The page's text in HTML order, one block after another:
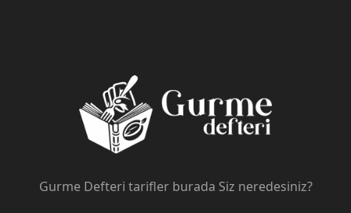
Gurme Defteri tarifler burada Siz neredesiniz?